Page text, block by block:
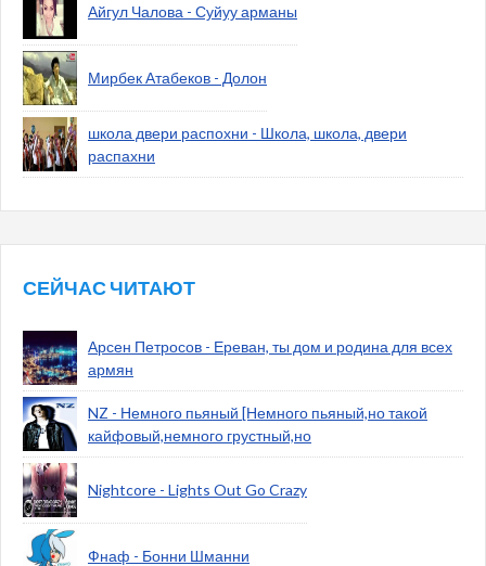
Айгул Чалова - Суйуу арманы
Мирбек Атабеков - Долон
школа двери распохни - Школа, школа, двери
распахни
СЕЙЧАС ЧИТАЮТ
Арсен Петросов - Ереван, ты дом и родина для всех
армян
NZ - Немного пьяный [Немного пьяный,но такой
кайфовый,немного грустный,но
Nightcore - Lights Out Go Crazy
Фнаф - Бонни Шманни